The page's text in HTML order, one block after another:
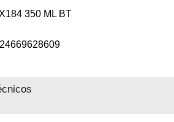
350 ML BT